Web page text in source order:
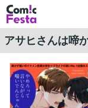
アサヒさんは啼